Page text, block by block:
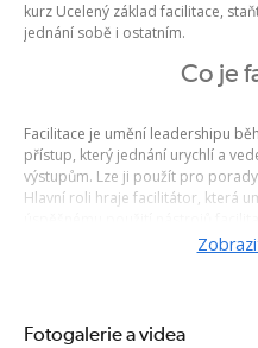
kurz Ucelený základ facilitace,
jednání sobě i ostatním.
Co je
Facilitace je umění leadershipu
přístup, který jednání urychlí a
výstupům. Lze ji použít pro
Hlavní roli hraje facilitátor, která
formálního vedoucího setkání.
Facilitace obsahuje velké
konstruktivní prostředí.
Fotogalerie a videa